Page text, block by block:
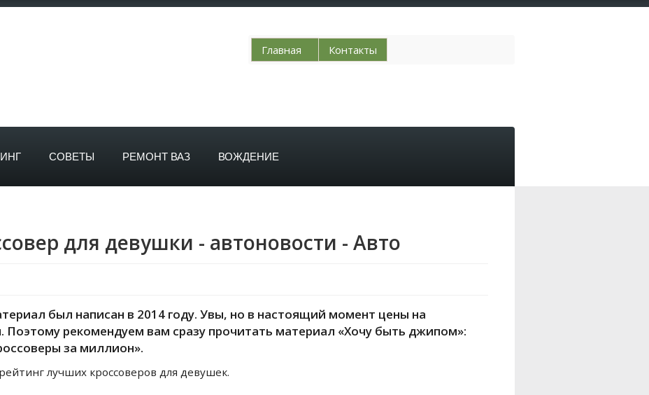
Главная Контакты
СОВЕТЫ РЕМОНТ ВАЗ ВОЖДЕНИЕ
для девушки - автоновости - Авто
был написан в 2014 году. Увы, но в настоящий момент цены на
рекомендуем вам сразу прочитать материал «Хочу быть джипом»:
за миллион».
лучших кроссоверов для девушек.